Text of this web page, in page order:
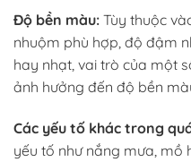
Độ bền màu: Tùy thuộc
nhuộm phù hợp, độ đậm
hay nhạt, vai trò của một
ảnh hưởng đến độ bền
Các yếu tố khác trong
yếu tố như nắng mưa, mồ